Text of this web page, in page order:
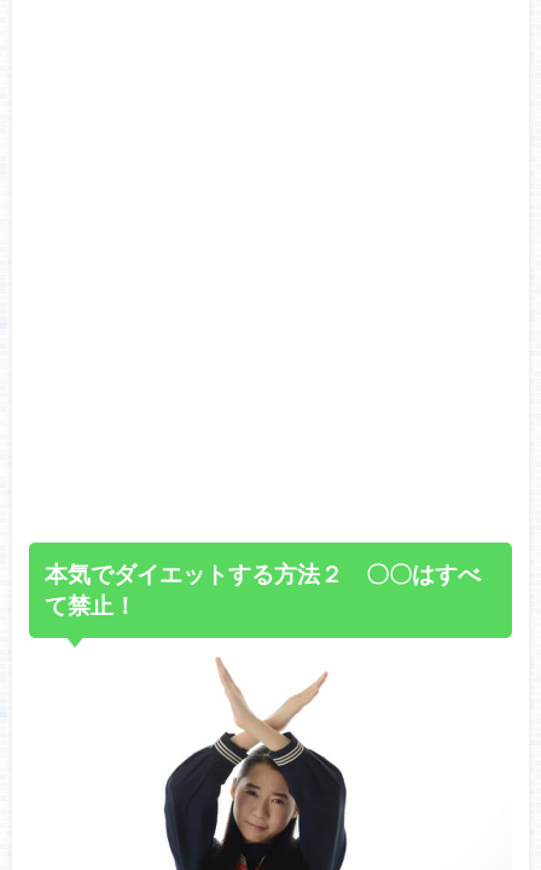
本気でダイエットする方法２ 〇〇はすべ
て禁止！